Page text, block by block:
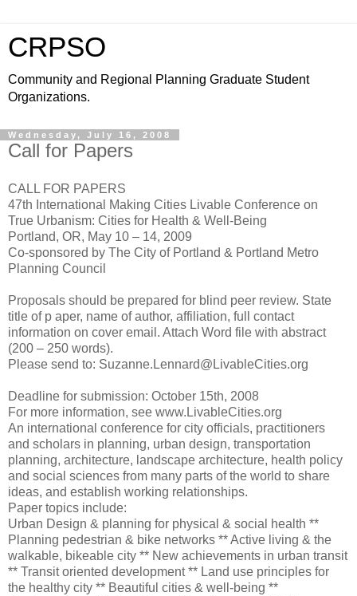
CRPSO
Community and Regional Planning Graduate Student
Organizations.
Wednesday, July 16, 2008
Call for Papers
CALL FOR PAPERS
47th International Making Cities Livable Conference on
True Urbanism: Cities for Health & Well-Being
Portland, OR, May 10 – 14, 2009
Co-sponsored by The City of Portland & Portland Metro
Planning Council
Proposals should be prepared for blind peer review. State
title of p aper, name of author, affiliation, full contact
information on cover email. Attach Word file with abstract
(200 – 250 words).
Please send to: Suzanne.Lennard@LivableCities.org
Deadline for submission: October 15th, 2008
For more information, see www.LivableCities.org
An international conference for city officials, practitioners
and scholars in planning, urban design, transportation
planning, architecture, landscape architecture, health policy
and social sciences from many parts of the world to share
ideas, and establish working relationships.
Paper topics include:
Urban Design & planning for physical & social health **
Planning pedestrian & bike networks ** Active living & the
walkable, bikeable city ** New achievements in urban transit
** Transit oriented development ** Land use principles for
the healthy city ** Beautiful cities & well-being **